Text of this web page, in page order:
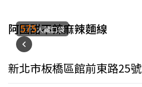
阿國甜不辣麻辣麵線
575人藏口袋
新北市板橋區館前東路25號